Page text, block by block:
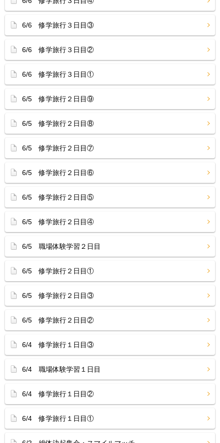
6/6 修学旅行３日目③
6/6 修学旅行３日目②
6/6 修学旅行３日目①
6/5 修学旅行２日目⑨
6/5 修学旅行２日目⑧
6/5 修学旅行２日目⑦
6/5 修学旅行２日目⑥
6/5 修学旅行２日目⑤
6/5 修学旅行２日目④
6/5 職場体験学習２日目
6/5 修学旅行２日目①
6/5 修学旅行２日目③
6/5 修学旅行２日目②
6/4 修学旅行１日目③
6/4 職場体験学習１日目
6/4 修学旅行１日目②
6/4 修学旅行１日目①